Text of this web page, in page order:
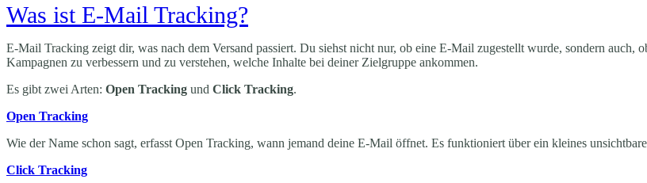
Was ist E-Mail Tracking?
E-Mail Tracking zeigt dir, was nach dem Versand passiert. Du siehst nicht nur, ob eine E-Mail zugestellt wurde, sondern
Kampagnen zu verbessern und zu verstehen, welche Inhalte bei deiner Zielgruppe ankommen.
Es gibt zwei Arten: Open Tracking und Click Tracking.
Open Tracking
Wie der Name schon sagt, erfasst Open Tracking, wann jemand deine E-Mail öffnet. Es funktioniert über ein kleines
Click Tracking